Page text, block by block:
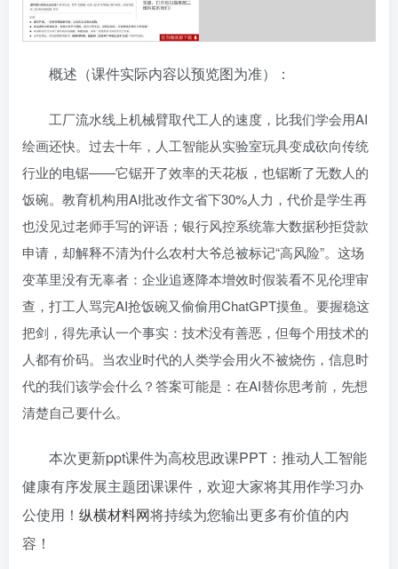
概述（课件实际内容以预览图为准）：
工厂流水线上机械臂取代工人的速度，比我们学会用AI
绘画还快。过去十年，人工智能从实验室玩具变成砍向传统
行业的电锯——它锯开了效率的天花板，也锯断了无数人的
饭碗。教育机构用AI批改作文省下30%人力，代价是学生再
也没见过老师手写的评语；银行风控系统靠大数据秒拒贷款
申请，却解释不清为什么农村大爷总被标记“高风险”。这场
变革里没有无辜者：企业追逐降本增效时假装看不见伦理审
查，打工人骂完AI抢饭碗又偷偷用ChatGPT摸鱼。要握稳这
把剑，得先承认一个事实：技术没有善恶，但每个用技术的
人都有价码。当农业时代的人类学会用火不被烧伤，信息时
代的我们该学会什么？答案可能是：在AI替你思考前，先想
清楚自己要什么。
本次更新ppt课件为高校思政课PPT：推动人工智能
健康有序发展主题团课课件，欢迎大家将其用作学习办
公使用！ 纵横材料网将持续为您输出更多有价值的内
容！